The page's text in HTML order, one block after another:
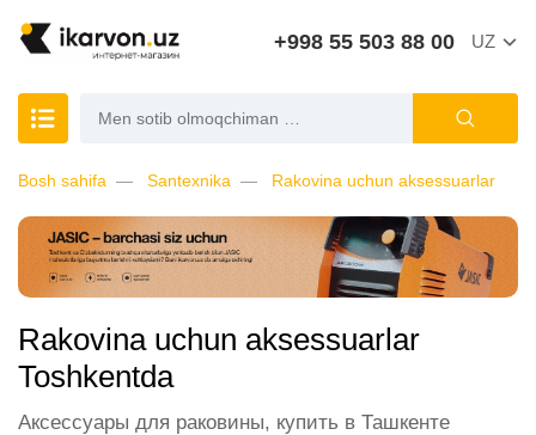
+998 55 503 88 00 UZ
Bosh sahifa Santexnika Rakovina uchun aksessuarlar
Rakovina uchun aksessuarlar
Toshkentda
Аксессуары для раковины, купить в Ташкенте